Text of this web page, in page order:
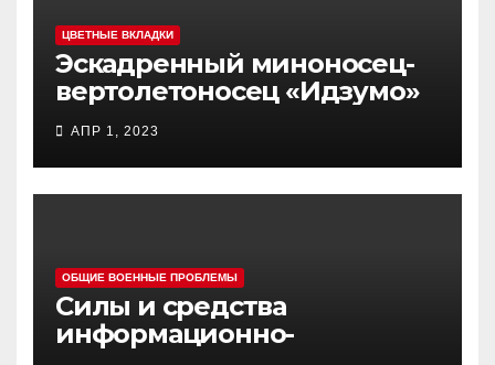
ЦВЕТНЫЕ ВКЛАДКИ
Эскадренный миноносец-
вертолетоносец «Идзумо»
АПР 1, 2023
ОБЩИЕ ВОЕННЫЕ ПРОБЛЕМЫ
Силы и средства
информационно-